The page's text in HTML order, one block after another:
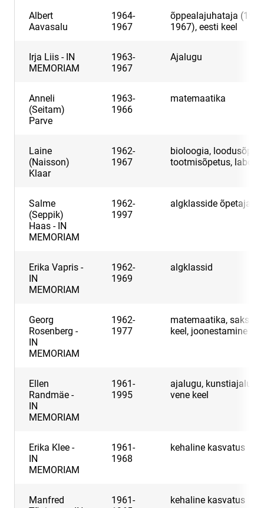
Albert
Aavasalu
1964-
1967
õppealajuhataja
1967), eesti keel
Irja Liis - IN
MEMORIAM
1963-
1967
Ajalugu
Anneli
(Seitam)
Parve
1963-
1966
matemaatika
Laine
(Naisson)
Klaar
1962-
1967
bioloogia,
tootmisõpetus,
Salme
(Seppik)
Haas - IN
MEMORIAM
1962-
1997
algklasside õpetaja
Erika Vapris -
IN
MEMORIAM
1962-
1969
algklassid
Georg
Rosenberg -
IN
MEMORIAM
1962-
1977
matemaatika, saksa
keel, joonestamine
Ellen
Randmäe -
IN
MEMORIAM
1961-
1995
ajalugu, kunstiajalugu,
vene keel
Erika Klee -
IN
MEMORIAM
1961-
1968
kehaline kasvatus
Manfred
1961-
kehaline kasvatus